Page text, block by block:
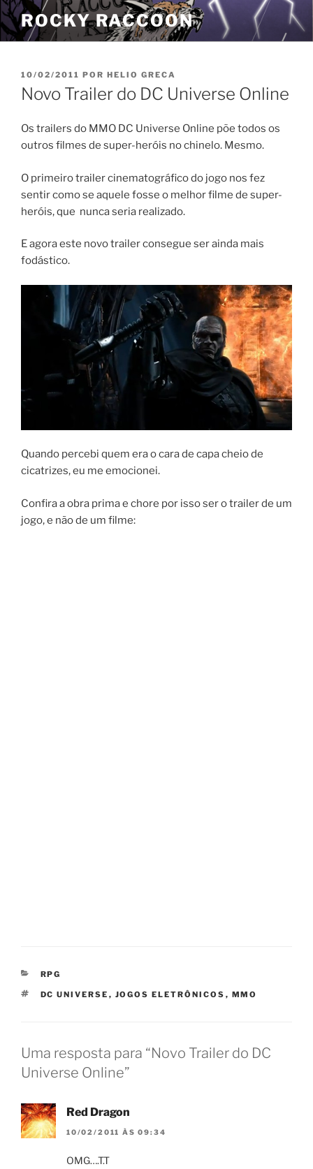
Pular
para
o
ROCKY RACCOON
PUBLICADO
EM
10/02/2011 POR HELIO GRECA
Novo Trailer do DC Universe Online
Os trailers do MMO DC Universe Online põe todos os
outros filmes de super-heróis no chinelo. Mesmo.
O primeiro trailer cinematográfico do jogo nos fez
sentir como se aquele fosse o melhor filme de super-
heróis, que nunca seria realizado.
E agora este novo trailer consegue ser ainda mais
fodástico.
Quando percebi quem era o cara de capa cheio de
cicatrizes, eu me emocionei.
Confira a obra prima e chore por isso ser o trailer de um
jogo, e não de um filme:
CATEGORIAS
RPG
TAGS
DC UNIVERSE , JOGOS ELETRÔNICOS , MMO
Uma resposta para “Novo Trailer do DC
Universe Online”
Red Dragon
10/02/2011 ÀS 09:34
OMG….T.T